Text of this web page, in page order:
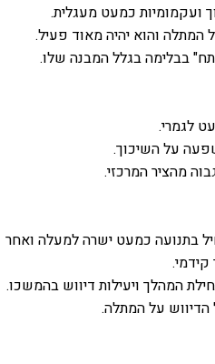
ועקמומיות כמעט מעגלית.
והוא יהיה מאוד פעיל.
בבלימה בגלל המבנה שלו.
לגמרי.
על השיכוך.
מהציר המרכזי.
בתנועה כמעט ישרה למעלה ואחר
המהלך ויעילות דיווש בהמשכו.
על המתלה.